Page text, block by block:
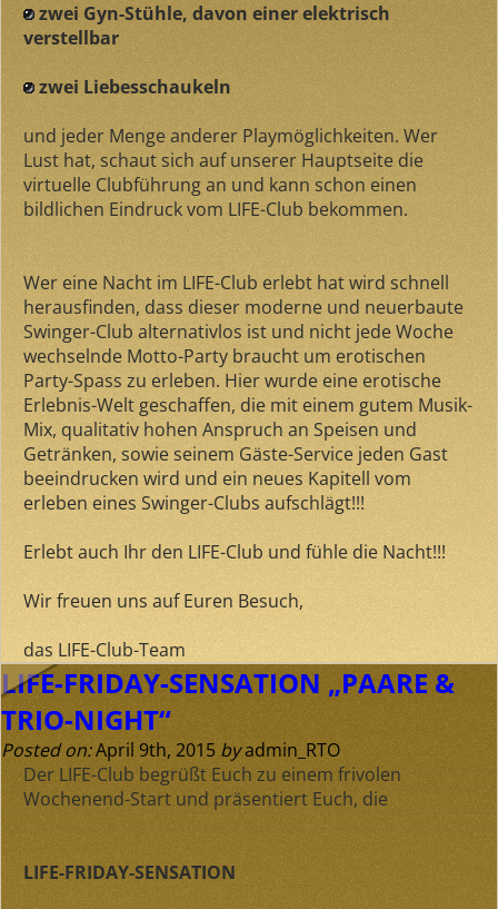
zwei Gyn-Stühle, davon einer elektrisch
verstellbar
zwei Liebesschaukeln
und jeder Menge anderer Playmöglichkeiten. Wer
Lust hat, schaut sich auf unserer Hauptseite die
virtuelle Clubführung an und kann schon einen
bildlichen Eindruck vom LIFE-Club bekommen.
Wer eine Nacht im LIFE-Club erlebt hat wird schnell
herausfinden, dass dieser moderne und neuerbaute
Swinger-Club alternativlos ist und nicht jede Woche
wechselnde Motto-Party braucht um erotischen
Party-Spass zu erleben. Hier wurde eine erotische
Erlebnis-Welt geschaffen, die mit einem gutem Musik-
Mix, qualitativ hohen Anspruch an Speisen und
Getränken, sowie seinem Gäste-Service jeden Gast
beeindrucken wird und ein neues Kapitell vom
erleben eines Swinger-Clubs aufschlägt!!!
Erlebt auch Ihr den LIFE-Club und fühle die Nacht!!!
Wir freuen uns auf Euren Besuch,
das LIFE-Club-Team
LIFE-FRIDAY-SENSATION „PAARE &
TRIO-NIGHT“
Posted on:April 9th, 2015 byadmin_RTO
Der LIFE-Club begrüßt Euch zu einem frivolen
Wochenend-Start und präsentiert Euch, die
LIFE-FRIDAY-SENSATION